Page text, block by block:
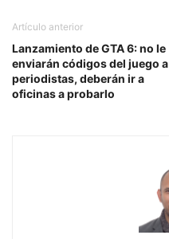
Artículo anterior
Lanzamiento de GTA 6: no le
enviarán códigos del juego a
periodistas, deberán ir a
oficinas a probarlo